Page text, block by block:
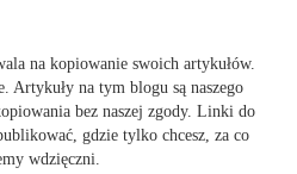
na kopiowanie swoich artykułów.
Artykuły na tym blogu są naszego
bez naszej zgody. Linki do
gdzie tylko chcesz, za co
wdzięczni.